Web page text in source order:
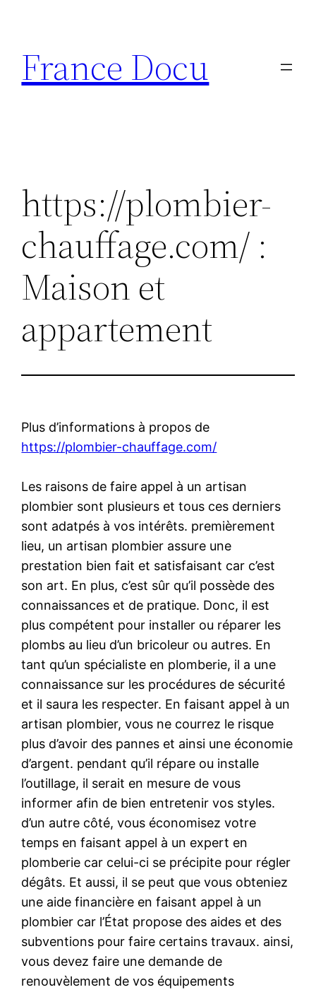
contenu
France Docu
https://plombier-
chauffage.com/ :
Maison et
appartement
Plus d’informations à propos de
https://plombier-chauffage.com/
Les raisons de faire appel à un artisan
plombier sont plusieurs et tous ces derniers
sont adatpés à vos intérêts. premièrement
lieu, un artisan plombier assure une
prestation bien fait et satisfaisant car c’est
son art. En plus, c’est sûr qu’il possède des
connaissances et de pratique. Donc, il est
plus compétent pour installer ou réparer les
plombs au lieu d’un bricoleur ou autres. En
tant qu’un spécialiste en plomberie, il a une
connaissance sur les procédures de sécurité
et il saura les respecter. En faisant appel à un
artisan plombier, vous ne courrez le risque
plus d’avoir des pannes et ainsi une économie
d’argent. pendant qu’il répare ou installe
l’outillage, il serait en mesure de vous
informer afin de bien entretenir vos styles.
d’un autre côté, vous économisez votre
temps en faisant appel à un expert en
plomberie car celui-ci se précipite pour régler
dégâts. Et aussi, il se peut que vous obteniez
une aide financière en faisant appel à un
plombier car l’État propose des aides et des
subventions pour faire certains travaux. ainsi,
vous devez faire une demande de
renouvèlement de vos équipements